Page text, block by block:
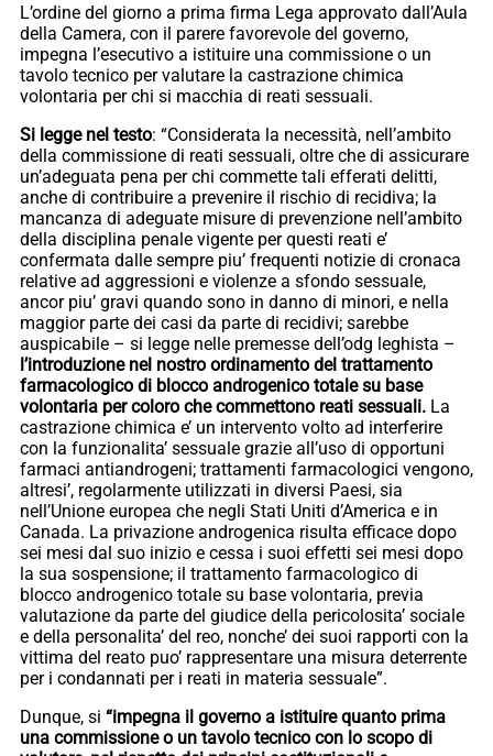
L’ordine del giorno a prima firma Lega approvato dall’Aula
della Camera, con il parere favorevole del governo,
impegna l’esecutivo a istituire una commissione o un
tavolo tecnico per valutare la castrazione chimica
volontaria per chi si macchia di reati sessuali.
Si legge nel testo: “Considerata la necessità, nell’ambito
della commissione di reati sessuali, oltre che di assicurare
un’adeguata pena per chi commette tali efferati delitti,
anche di contribuire a prevenire il rischio di recidiva; la
mancanza di adeguate misure di prevenzione nell’ambito
della disciplina penale vigente per questi reati e’
confermata dalle sempre piu’ frequenti notizie di cronaca
relative ad aggressioni e violenze a sfondo sessuale,
ancor piu’ gravi quando sono in danno di minori, e nella
maggior parte dei casi da parte di recidivi; sarebbe
auspicabile – si legge nelle premesse dell’odg leghista –
l’introduzione nel nostro ordinamento del trattamento
farmacologico di blocco androgenico totale su base
volontaria per coloro che commettono reati sessuali. La
castrazione chimica e’ un intervento volto ad interferire
con la funzionalita’ sessuale grazie all’uso di opportuni
farmaci antiandrogeni; trattamenti farmacologici vengono,
altresi’, regolarmente utilizzati in diversi Paesi, sia
nell’Unione europea che negli Stati Uniti d’America e in
Canada. La privazione androgenica risulta efficace dopo
sei mesi dal suo inizio e cessa i suoi effetti sei mesi dopo
la sua sospensione; il trattamento farmacologico di
blocco androgenico totale su base volontaria, previa
valutazione da parte del giudice della pericolosita’ sociale
e della personalita’ del reo, nonche’ dei suoi rapporti con la
vittima del reato puo’ rappresentare una misura deterrente
per i condannati per i reati in materia sessuale”.
Dunque, si “impegna il governo a istituire quanto prima
una commissione o un tavolo tecnico con lo scopo di